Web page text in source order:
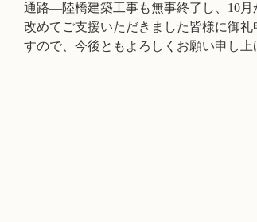
通路―陸橋建築工事も無事終了し、10月
改めてご支援いただきました皆様に御
すので、今後ともよろしくお願い申し上